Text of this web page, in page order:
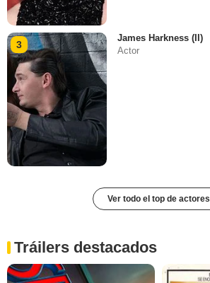
3
James Harkness (II)
Actor
Ver todo el top de actores
Tráilers destacados